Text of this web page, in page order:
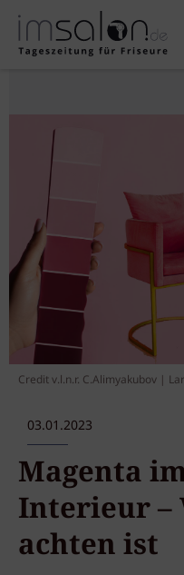
Credit v.l.n.r. C.Alimyakubov |
03.01.2023
Magenta
Interieur –
achten ist